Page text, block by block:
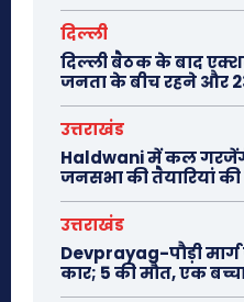
दिल्ली
दिल्ली बैठक के बाद
जनता के बीच रहने और
उत्तराखंड
Haldwani में कल
जनसभा की तैयारियां
उत्तराखंड
Devprayag-पौड़ी मार्ग
कार; 5 की मौत, एक